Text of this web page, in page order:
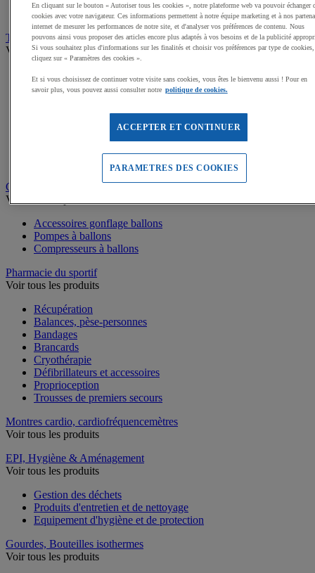
Podiums de sport
Transport et Rangement
Voir tous les produits
Sacs et Filets à ballons
Chariots de manutention
Bacs de rangement
Rangement Sportif
Gonflage et entretien des ballons
Voir tous les produits
Accessoires gonflage ballons
Pompes à ballons
Compresseurs à ballons
Pharmacie du sportif
Voir tous les produits
Récupération
Balances, pèse-personnes
Bandages
Brancards
Cryothérapie
Défibrillateurs et accessoires
Proprioception
Trousses de premiers secours
Montres cardio, cardiofréquencemètres
Voir tous les produits
EPI, Hygiène & Aménagement
Voir tous les produits
Gestion des déchets
Produits d'entretien et de nettoyage
Equipement d'hygiène et de protection
Gourdes, Bouteilles isothermes
Voir tous les produits
En cliquant sur le bouton « Autoriser tous les cookies », notre plateforme web va pouvoir échanger
cookies avec votre navigateur. Ces informations permettent à notre équipe marketing et à nos
internet de mesurer les performances de notre site, et d'analyser vos préférences de contenu. Nous
pouvons ainsi vous proposer des articles encore plus adaptés à vos besoins et de la publicité
Si vous souhaitez plus d'informations sur les finalités et choisir vos préférences par type de cookies,
cliquez sur « Paramètres des cookies ».
Et si vous choisissez de continuer votre visite sans cookies, vous êtes le bienvenu aussi ! Pour en
savoir plus, vous pouvez aussi consulter notre politique de cookies.
ACCEPTER ET CONTINUER
PARAMETRES DES COOKIES